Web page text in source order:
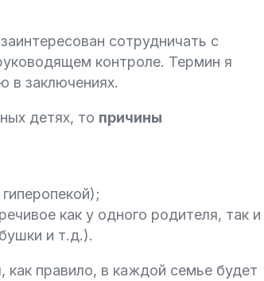
сотрудничать с
контроле. Термин я
в заключениях.
детях, то причины
как у одного родителя, так и
и т.д.).
как правило, в каждой семье будет